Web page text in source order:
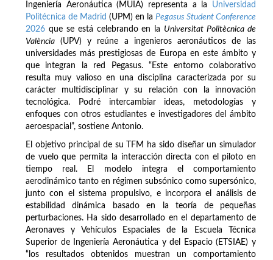
Ingeniería Aeronáutica (MUIA) representa a la Universidad
Politécnica de Madrid (UPM) en la Pegasus Student Conference
2026 que se está celebrando en la Universitat Politècnica de
València (UPV) y reúne a ingenieros aeronáuticos de las
universidades más prestigiosas de Europa en este ámbito y
que integran la red Pegasus. “Este entorno colaborativo
resulta muy valioso en una disciplina caracterizada por su
carácter multidisciplinar y su relación con la innovación
tecnológica. Podré intercambiar ideas, metodologías y
enfoques con otros estudiantes e investigadores del ámbito
aeroespacial”, sostiene Antonio.
El objetivo principal de su TFM ha sido diseñar un simulador
de vuelo que permita la interacción directa con el piloto en
tiempo real. El modelo integra el comportamiento
aerodinámico tanto en régimen subsónico como supersónico,
junto con el sistema propulsivo, e incorpora el análisis de
estabilidad dinámica basado en la teoría de pequeñas
perturbaciones. Ha sido desarrollado en el departamento de
Aeronaves y Vehículos Espaciales de la Escuela Técnica
Superior de Ingeniería Aeronáutica y del Espacio (ETSIAE) y
“los resultados obtenidos muestran un comportamiento